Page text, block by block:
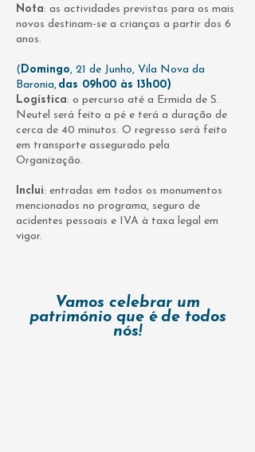
Nota: as actividades previstas para os mais
novos destinam-se a crianças a partir dos 6
anos.
(Domingo, 21 de Junho, Vila Nova da
Baronia, das 09h00 às 13h00)
Logística: o percurso até a Ermida de S.
Neutel será feito a pé e terá a duração de
cerca de 40 minutos. O regresso será feito
em transporte assegurado pela
Organização.
Inclui: entradas em todos os monumentos
mencionados no programa, seguro de
acidentes pessoais e IVA à taxa legal em
vigor.
Vamos celebrar um
património que é de todos
nós!